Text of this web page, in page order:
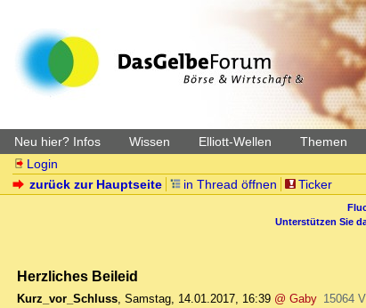
Neu hier? Infos Wissen Elliott-Wellen Themen
Login
zurück zur Hauptseite
in Thread öffnen Ticker
Unterstützen Sie
Herzliches Beileid
Kurz_vor_Schluss, Samstag, 14.01.2017, 16:39 @ Gaby 15064